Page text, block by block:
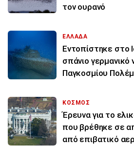
τον ουρανό
ΕΛΛΑΔΑ
Εντοπίστηκε στο
σπάνιο γερμανικό
Παγκοσμίου
ΚΟΣΜΟΣ
Έρευνα για το
που βρέθηκε σε
από επιβατικό